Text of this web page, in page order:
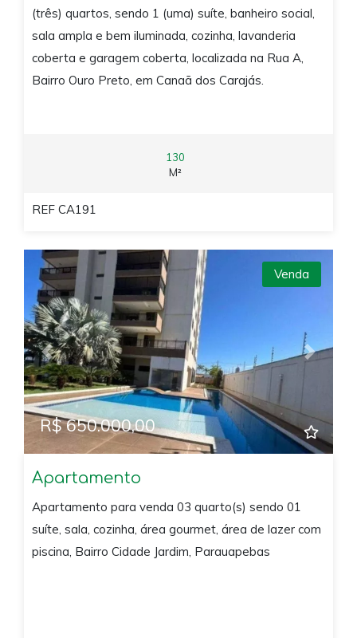
(três) quartos, sendo 1 (uma) suíte, banheiro social,
sala ampla e bem iluminada, cozinha, lavanderia
coberta e garagem coberta, localizada na Rua A,
Bairro Ouro Preto, em Canaã dos Carajás.
130
M²
REF CA191
Previous Next
Venda
R$ 650.000,00
Apartamento
Apartamento para venda 03 quarto(s) sendo 01
suíte, sala, cozinha, área gourmet, área de lazer com
piscina, Bairro Cidade Jardim, Parauapebas